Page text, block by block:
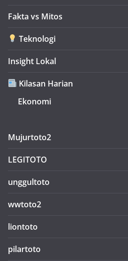
Fakta vs Mitos
Teknologi
Insight Lokal
Kilasan Harian
Ekonomi
Mujurtoto2
LEGITOTO
unggultoto
wwtoto2
liontoto
pilartoto